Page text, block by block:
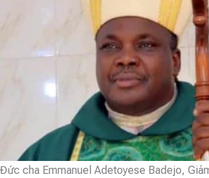
Đức cha Emmanuel Adetoyese Badejo,